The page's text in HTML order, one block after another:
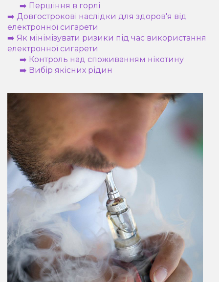
➡️ Першіння в горлі
➡️ Довгострокові наслідки для здоров'я від
електронної сигарети
➡️ Як мінімізувати ризики під час використання
електронної сигарети
➡️ Контроль над споживанням нікотину
➡️ Вибір якісних рідин